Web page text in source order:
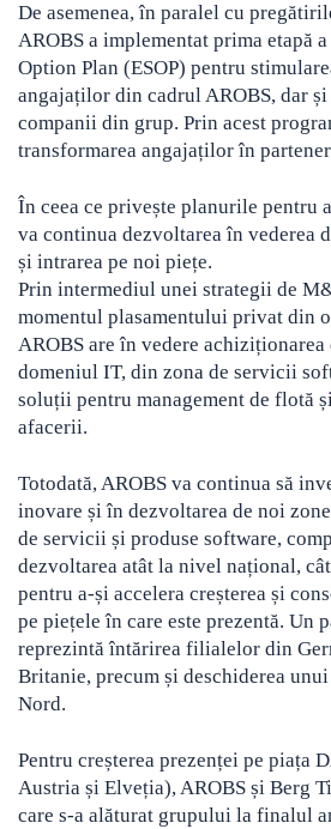
De asemenea, în paralel cu
AROBS a implementat prima etapă
Option Plan (ESOP) pentru
angajaților din cadrul AROBS, dar
companii din grup. Prin acest
transformarea angajaților în
În ceea ce privește planurile pentru
va continua dezvoltarea în
și intrarea pe noi piețe.
Prin intermediul unei strategii de
momentul plasamentului privat din
AROBS are în vedere
domeniul IT, din zona de servicii
soluții pentru management de flotă
afacerii.
Totodată, AROBS va continua să
inovare și în dezvoltarea de noi
de servicii și produse software,
dezvoltarea atât la nivel național,
pentru a-și accelera creșterea și
pe piețele în care este prezentă. Un
reprezintă întărirea filialelor din
Britanie, precum și deschiderea
Nord.
Pentru creșterea prezenței pe piața
Austria și Elveția), AROBS și Berg
care s-a alăturat grupului la finalul